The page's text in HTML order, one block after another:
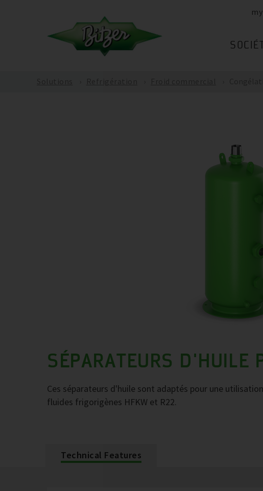
SÉPARATEURS D'HUILE
Ces séparateurs d'huile sont adaptés pour une
fluides frigorigènes HFKW et R22.
Technical Features